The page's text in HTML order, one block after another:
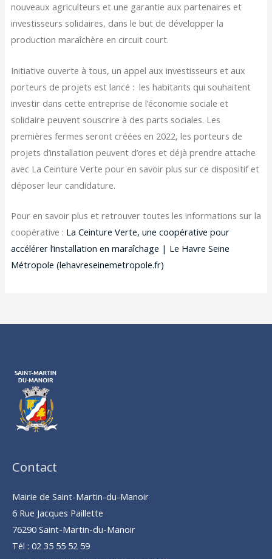
nouveaux agriculteurs et une garantie aux partenaires et
investisseurs solidaires, dans le but de développer la
production maraîchère en circuit court.
Initiative ouverte à tous, un appel aux investisseurs et aux
porteurs de projets est lancé : les habitants qui souhaitent
investir dans cette entreprise de l’économie sociale et
solidaire peuvent souscrire à des parts sociales. Les
premières fermes seront créées en 2022, les porteurs de
projets d’installation peuvent d’ores et déjà prendre attache
avec La Ceinture Verte pour en savoir plus sur ce dispositif et
déposer leur candidature.
Pour en savoir plus et retrouver toutes les informations sur la
coopérative : La Ceinture Verte, une coopérative pour
accélérer l’installation en maraîchage | Le Havre Seine
Métropole (lehavreseinemetropole.fr)
Contact
Mairie de Saint-Martin-du-Manoir
6 Rue Jacques Paillette
76290 Saint-Martin-du-Manoir
Tél : 02 35 55 52 59